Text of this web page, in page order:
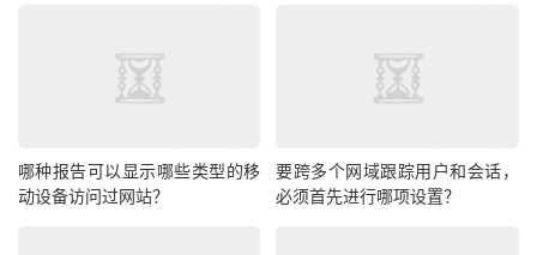
哪种报告可以显示哪些类型的移
动设备访问过网站？
要跨多个网域跟踪用户和会话，
必须首先进行哪项设置？